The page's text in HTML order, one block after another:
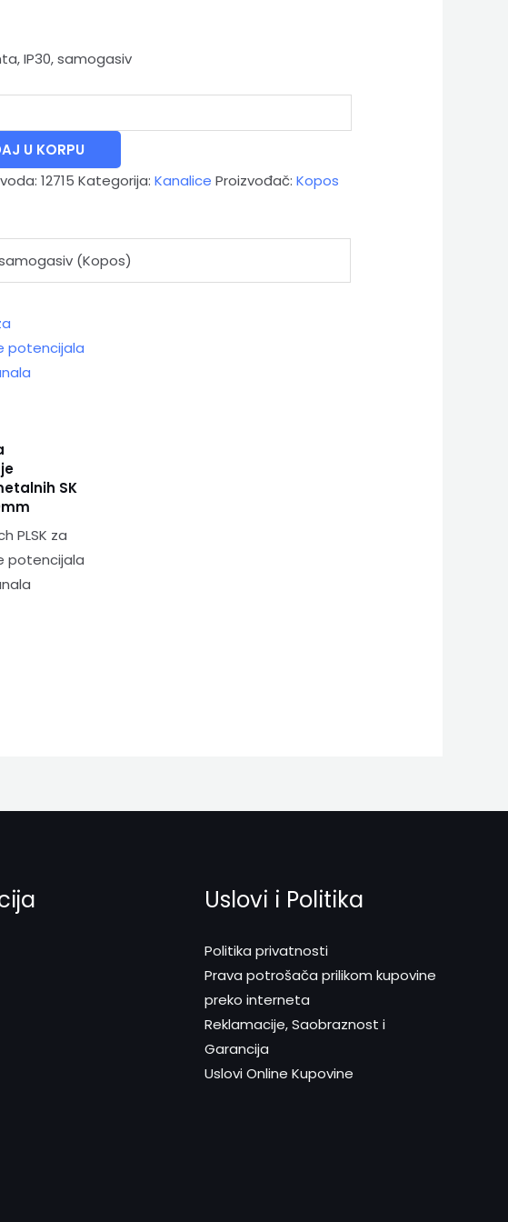
IP30, samogasiv
U KORPU
12715 Kategorija: Kanalice Proizvođač: Kopos
(Kopos)
SK
PLSK za
potencijala
Uslovi i Politika
Politika privatnosti
Prava potrošača prilikom kupovine
preko interneta
Reklamacije, Saobraznost i
Garancija
Uslovi Online Kupovine